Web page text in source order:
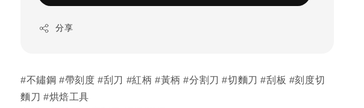
分享
#不鏽鋼 #帶刻度 #刮刀 #紅柄 #黃柄 #分割刀 #切麵刀 #刮板 #刻度切
麵刀 #烘焙工具